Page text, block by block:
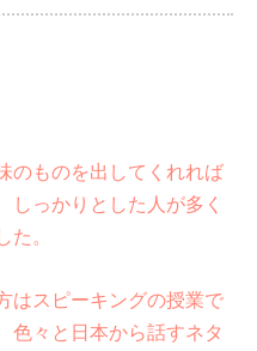
のものを出してくれれば
しっかりとした人が多く
。
はスピーキングの授業で
色々と日本から話すネタ